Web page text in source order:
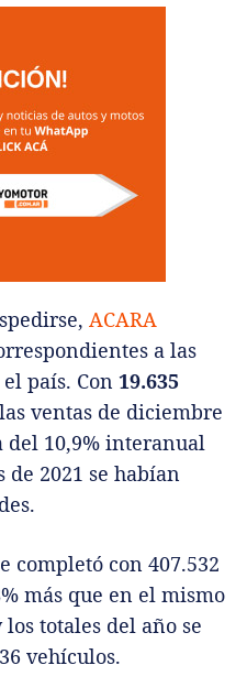
ACARA
a las
país. Con 19.635
ventas de diciembre
del 10,9% interanual
de 2021 se habían
completó con 407.532
más que en el mismo
totales del año se
vehículos.